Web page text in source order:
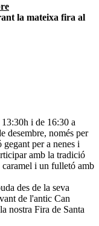
la mateixa fira al
i de 16:30 a
desembre, només per
per a nenes i
amb la tradició
caramel i un fulletó amb
des de la seva
de l'antic Can
nostra Fira de Santa